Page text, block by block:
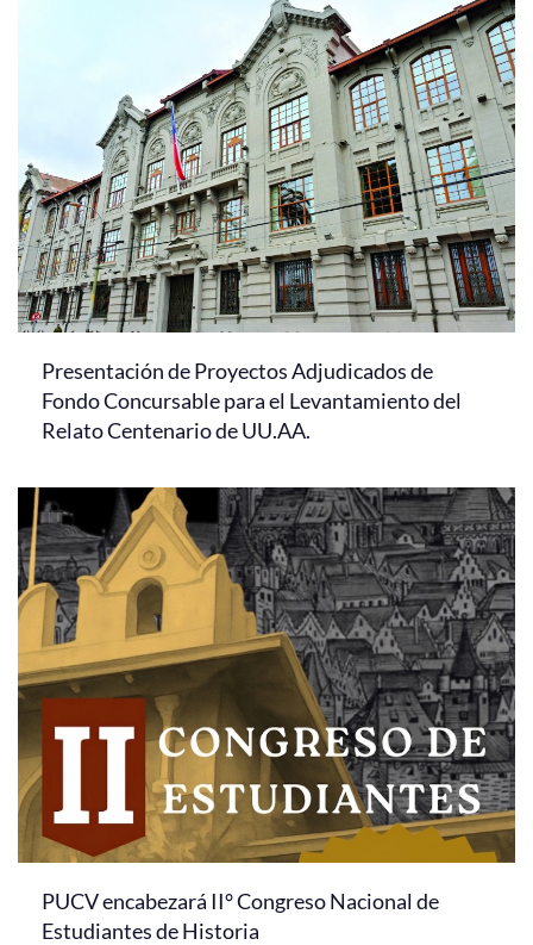
Presentación de Proyectos Adjudicados de
Fondo Concursable para el Levantamiento del
Relato Centenario de UU.AA.
PUCV encabezará II° Congreso Nacional de
Estudiantes de Historia